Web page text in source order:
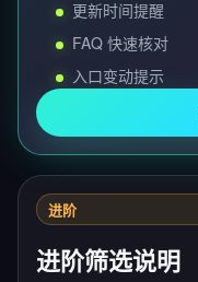
更新时间提醒
FAQ 快速核对
入口变动提示
进阶
进阶筛选说明